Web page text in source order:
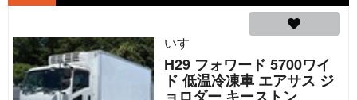
いすゞ
H29 フォワード 5700ワイ
ド 低温冷凍車 エアサス ジ